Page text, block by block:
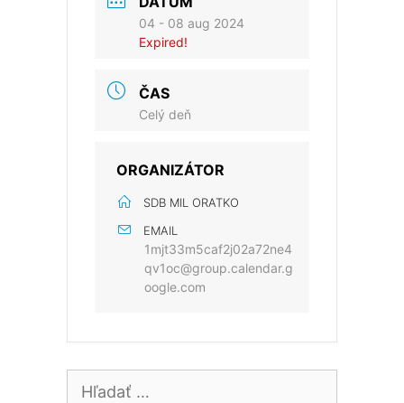
04 - 08 aug 2024
Expired!
ČAS
Celý deň
ORGANIZÁTOR
SDB MIL ORATKO
EMAIL
1mjt33m5caf2j02a72ne4
qv1oc@group.calendar.g
oogle.com
Hľadať: